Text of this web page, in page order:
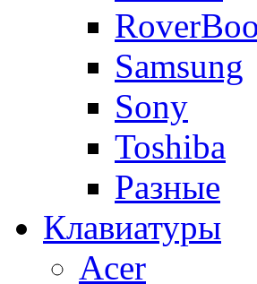
Samsung
Sony
Toshiba
Разные
Клавиатуры
Acer